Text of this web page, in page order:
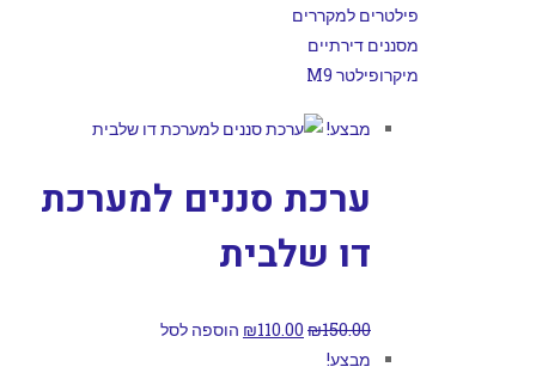
פילטרים למקררים
מסננים דירתיים
מיקרופילטר M9
מבצע!
ערכת סננים למערכת
דו שלבית
₪150.00
₪110.00
הוספה לסל
מבצע!